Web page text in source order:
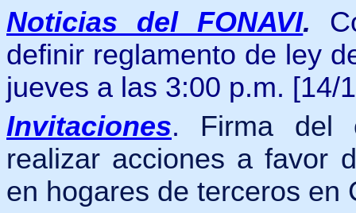
Noticias del FONAVI.
definir reglamento de ley
jueves a las 3:00 p.m. [14/
Invitaciones. Firma del
realizar acciones a favor
en hogares de terceros en